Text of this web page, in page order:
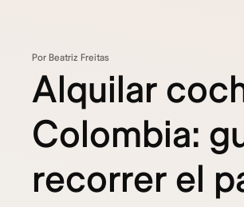
Por Beatriz Freitas
Alquilar
Colombia:
recorrer el